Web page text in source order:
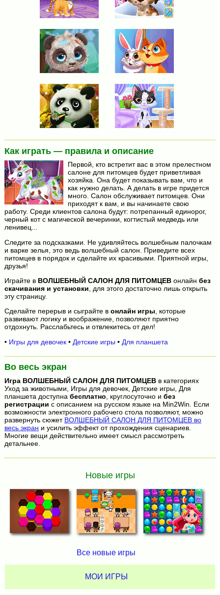
Как играть — правила и описание
Первой, кто встретит вас в этом прелестном
салоне для питомцев будет приветливая
хозяйка. Она будет показывать вам, что и
как нужно делать. А делать в игре придется
много. Салон обслуживает питомцев. Они
приходят к вам, и вы начинаете свою
работу. Среди клиентов салона будут: потрепанный единорог,
черный кот с магической вечеринки, когтистый медведь или
ленивец...
Следите за подсказками. Не удивляйтесь волшебным палочкам
и варке зелья, это ведь волшебный салон. Приведите всех
питомцев в порядок и сделайте их красивыми. Приятной игры,
друзья!
Играйте в ВОЛШЕБНЫЙ САЛОН ДЛЯ ПИТОМЦЕВонлайн без
скачивания и установки , для этого достаточно лишь открыть
эту страницу.
Сделайте перерыв и сыграйте в онлайн игры, которые
развивают логику и воображение, позволяют приятно
отдохнуть. Расслабьтесь и отвлекитесь от дел!
• Игры для девочек• Детские игры • Для планшета
Во весь экран
Игра ВОЛШЕБНЫЙ САЛОН ДЛЯ ПИТОМЦЕВв категориях
Уход за животными, Игры для девочек, Детские игры, Для
планшета доступна бесплатно , круглосуточно и без
регистрации с описанием на русском языке на Min2Win. Если
возможности электронного рабочего стола позволяют, можно
развернуть сюжет ВОЛШЕБНЫЙ САЛОН ДЛЯ ПИТОМЦЕВ во
весь экран и усилить эффект от прохождения сценариев.
Многие вещи действительно имеет смысл рассмотреть
детальнее.
Новые игры
Все новые игры
МОИ ИГРЫ